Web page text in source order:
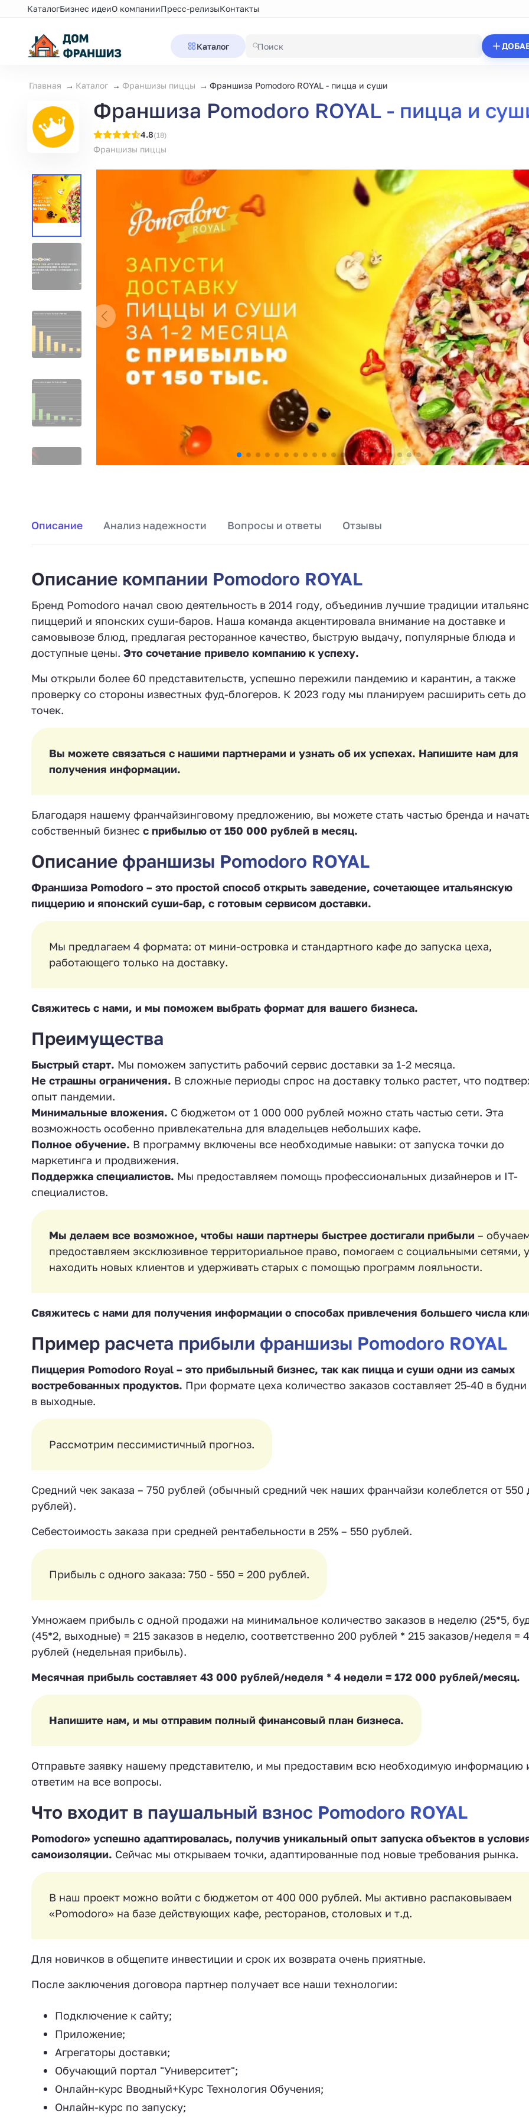
КаталогБизнес идеиО компанииПресс-релизыКонтакты
Каталог
Главная Каталог Франшизы пиццы Франшиза Pomodoro ROYAL - пицца и суши
Франшиза Pomodoro ROYAL - пицца и
4.8(18)
Франшизы пиццы
Описание Анализ надежности Вопросы и ответы Отзывы
Описание компании Pomodoro ROYAL
Бренд Pomodoro начал свою деятельность в 2014 году, объединив лучшие традиции
пиццерий и японских суши-баров. Наша команда акцентировала внимание на доставке и
самовывозе блюд, предлагая ресторанное качество, быструю выдачу, популярные блюда и
доступные цены. Это сочетание привело компанию к успеху.
Мы открыли более 60 представительств, успешно пережили пандемию и карантин, а также
проверку со стороны известных фуд-блогеров. К 2023 году мы планируем расширить сеть до
точек.
Вы можете связаться с нашими партнерами и узнать об их успехах. Напишите нам для
получения информации.
Благодаря нашему франчайзинговому предложению, вы можете стать частью бренда и
собственный бизнес с прибылью от 150 000 рублей в месяц.
Описание франшизы Pomodoro ROYAL
Франшиза Pomodoro – это простой способ открыть заведение, сочетающее итальянскую
пиццерию и японский суши-бар, с готовым сервисом доставки.
Мы предлагаем 4 формата: от мини-островка и стандартного кафе до запуска цеха,
работающего только на доставку.
Свяжитесь с нами, и мы поможем выбрать формат для вашего бизнеса.
Преимущества
Быстрый старт. Мы поможем запустить рабочий сервис доставки за 1-2 месяца.
Не страшны ограничения. В сложные периоды спрос на доставку только растет, что
опыт пандемии.
Минимальные вложения. С бюджетом от 1 000 000 рублей можно стать частью сети. Эта
возможность особенно привлекательна для владельцев небольших кафе.
Полное обучение. В программу включены все необходимые навыки: от запуска точки до
маркетинга и продвижения.
Поддержка специалистов. Мы предоставляем помощь профессиональных дизайнеров и IT-
специалистов.
Мы делаем все возможное, чтобы наши партнеры быстрее достигали прибыли –
предоставляем эксклюзивное территориальное право, помогаем с социальными сетями,
находить новых клиентов и удерживать старых с помощью программ лояльности.
Свяжитесь с нами для получения информации о способах привлечения большего числа
Пример расчета прибыли франшизы Pomodoro ROYAL
Пиццерия Pomodoro Royal – это прибыльный бизнес, так как пицца и суши одни из самых
востребованных продуктов. При формате цеха количество заказов составляет 25-40 в
в выходные.
Рассмотрим пессимистичный прогноз.
Средний чек заказа – 750 рублей (обычный средний чек наших франчайзи колеблется от 550
рублей).
Себестоимость заказа при средней рентабельности в 25% – 550 рублей.
Прибыль с одного заказа: 750 - 550 = 200 рублей.
Умножаем прибыль с одной продажи на минимальное количество заказов в неделю (25*5,
(45*2, выходные) = 215 заказов в неделю, соответственно 200 рублей * 215 заказов/неделя =
рублей (недельная прибыль).
Месячная прибыль составляет 43 000 рублей/неделя * 4 недели = 172 000 рублей/месяц.
Напишите нам, и мы отправим полный финансовый план бизнеса.
Отправьте заявку нашему представителю, и мы предоставим всю необходимую информацию
ответим на все вопросы.
Что входит в паушальный взнос Pomodoro ROYAL
Pomodoro» успешно адаптировалась, получив уникальный опыт запуска объектов в
самоизоляции. Сейчас мы открываем точки, адаптированные под новые требования рынка.
В наш проект можно войти с бюджетом от 400 000 рублей. Мы активно распаковываем
«Pomodoro» на базе действующих кафе, ресторанов, столовых и т.д.
Для новичков в общепите инвестиции и срок их возврата очень приятные.
После заключения договора партнер получает все наши технологии:
Подключение к сайту;
Приложение;
Агрегаторы доставки;
Обучающий портал "Университет";
Онлайн-курс Вводный+Курс Технология Обучения;
Онлайн-курс по запуску;